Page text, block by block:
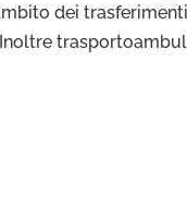
dei
Inoltre